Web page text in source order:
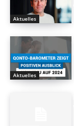
Aktuelles
Aktuelles